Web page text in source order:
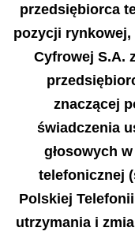
przedsiębiorca
pozycji rynkowej,
Cyfrowej S.A.
znaczącej
świadczenia
głosowych
telefonicznej
Polskiej
utrzymania i